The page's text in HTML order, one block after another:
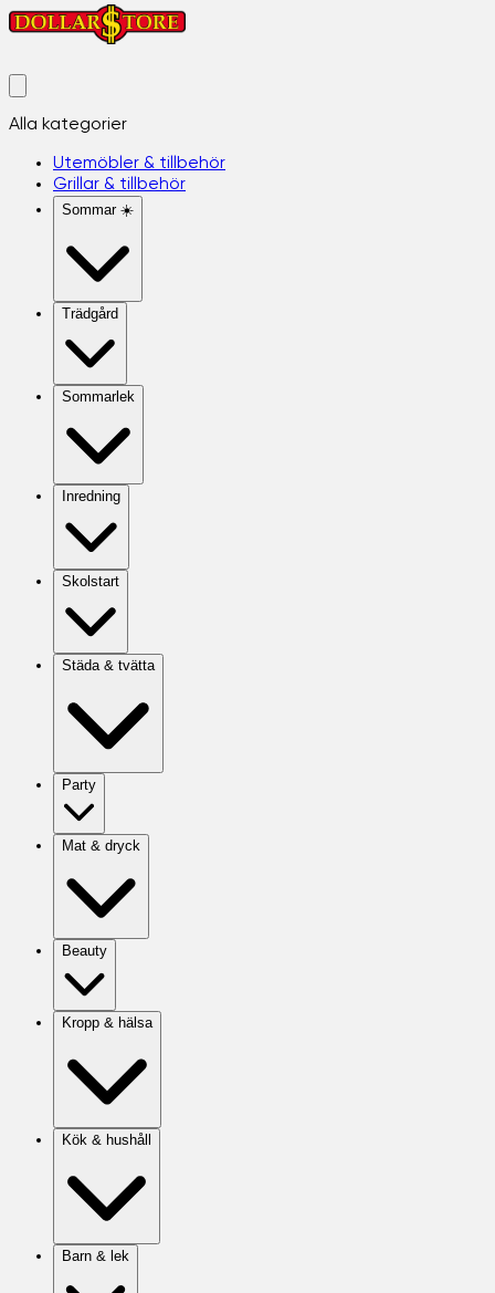
Alla kategorier
Utemöbler & tillbehör
Grillar & tillbehör
Sommar ☀️
Trädgård
Sommarlek
Inredning
Skolstart
Städa & tvätta
Party
Mat & dryck
Beauty
Kropp & hälsa
Kök & hushåll
Barn & lek